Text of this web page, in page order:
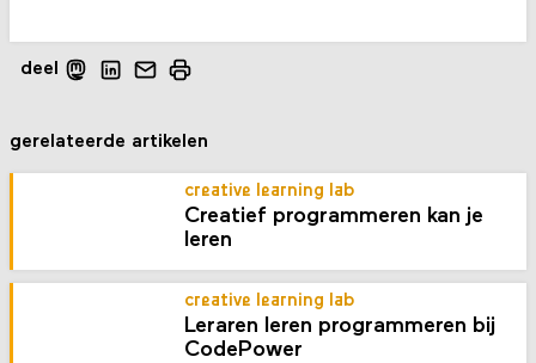
deel
gerelateerde artikelen
creative learning lab
Creatief programmeren kan je
leren
creative learning lab
Leraren leren programmeren bij
CodePower